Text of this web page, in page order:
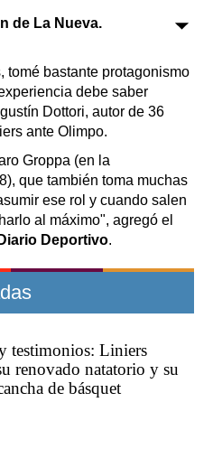
Útiles
de urgencia
de La Nueva.
tomé bastante protagonismo
debe saber
Dottori, autor de 36
ante Olimpo.
Groppa (en la
que también toma muchas
ese rol y cuando salen
al máximo", agregó el
Deportivo.
testimonios: Liniers
renovado natatorio y su
de básquet